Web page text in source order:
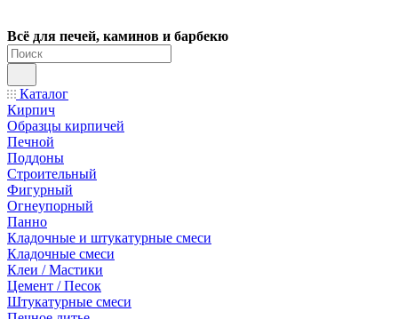
Всё для печей, каминов и барбекю
Каталог
Кирпич
Образцы кирпичей
Печной
Поддоны
Строительный
Фигурный
Огнеупорный
Панно
Кладочные и штукатурные смеси
Кладочные смеси
Клеи / Мастики
Цемент / Песок
Штукатурные смеси